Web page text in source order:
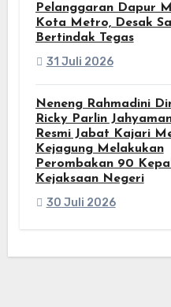
Pelanggaran Dapur
Kota Metro, Desak
Bertindak Tegas
31 Juli 2026
Neneng Rahmadini
Ricky Parlin
Resmi Jabat Kajari
Kejagung Melakukan
Perombakan 90
Kejaksaan Negeri
30 Juli 2026